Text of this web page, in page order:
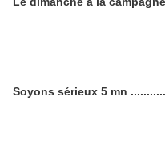
Soyons sérieux 5 mn